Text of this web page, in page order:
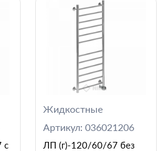
с
Жидкостные
Артикул: 036021206
ЛП (г)-120/60/67 без